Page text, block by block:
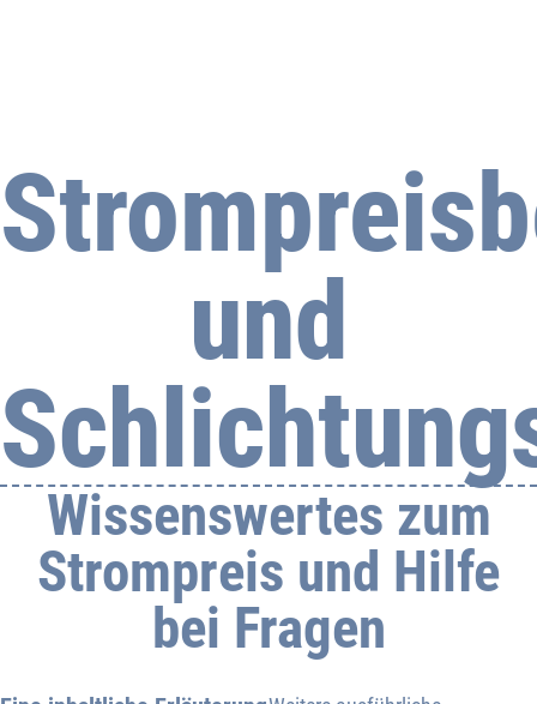
und
Wissenswertes zum
Strompreis und Hilfe
bei Fragen